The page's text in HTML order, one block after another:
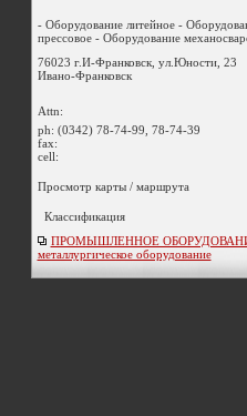
- Оборудование литейное -
прессовое - Оборудование
76023 г.И-Франковск, ул.Юности, 23
Ивано-Франковск
Attn:
ph: (0342) 78-74-99, 78-74-39
fax:
cell:
Просмотр карты / маршрута
Классификация
ПРОМЫШЛЕННОЕ
металлургическое оборудование